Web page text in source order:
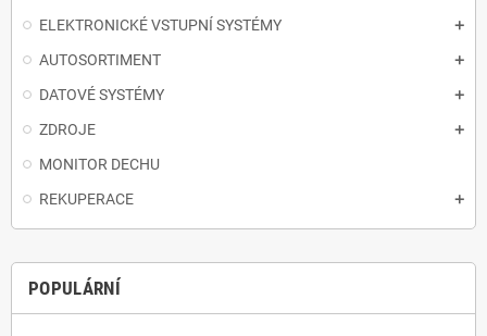
ELEKTRONICKÉ VSTUPNÍ SYSTÉMY
AUTOSORTIMENT
DATOVÉ SYSTÉMY
ZDROJE
MONITOR DECHU
REKUPERACE
POPULÁRNÍ